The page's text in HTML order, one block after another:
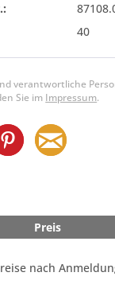
40
verantwortliche
Sie im Impressum.
Preis
nach